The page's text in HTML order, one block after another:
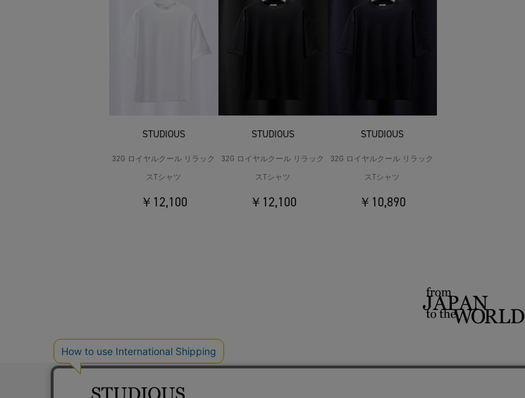
STUDIOUS
32G ロイヤルクール リラック
スTシャツ
￥12,100
STUDIOUS
32G ロイヤルクール リラック
スTシャツ
￥12,100
STUDIOUS
32G ロイヤルクール リラック
スTシャツ
￥10,890